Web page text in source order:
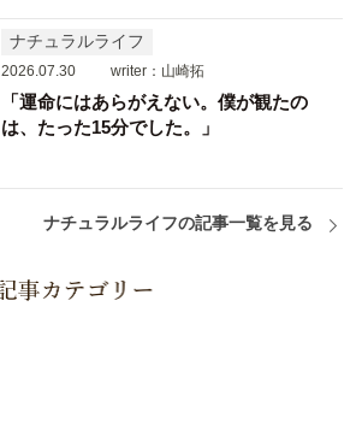
ナチュラルライフ
2026.07.30 writer：山崎拓
「運命にはあらがえない。僕が観たの
は、たった15分でした。」
ナチュラルライフの記事一覧を見る